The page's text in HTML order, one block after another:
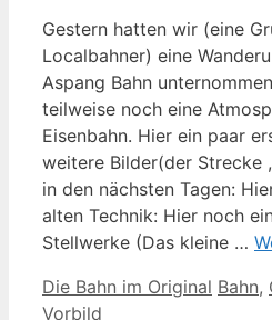
Gestern hatten wir (eine
Localbahner) eine
Aspang Bahn
teilweise noch eine
Eisenbahn. Hier ein paar
weitere Bilder(der Strecke
in den nächsten Tagen:
alten Technik: Hier noch
Stellwerke (Das kleine …
Kategorien
Die Bahn im Original Bahn,
Vorbild